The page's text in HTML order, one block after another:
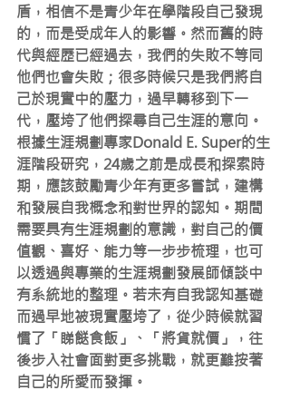
盾，相信不是青少年在學階段自己發現
的，而是受成年人的影響。然而舊的時
代與經歷已經過去，我們的失敗不等同
他們也會失敗；很多時候只是我們將自
己於現實中的壓力，過早轉移到下一
代，壓垮了他們探尋自己生涯的意向。
根據生涯規劃專家Donald E. Super的生
涯階段研究，24歲之前是成長和探索時
期，應該鼓勵青少年有更多嘗試，建構
和發展自我概念和對世界的認知。期間
需要具有生涯規劃的意識，對自己的價
值觀、喜好、能力等一步步梳理，也可
以透過與專業的生涯規劃發展師傾談中
有系統地的整理。若未有自我認知基礎
而過早地被現實壓垮了，從少時候就習
慣了「睇餸食飯」、「將貨就價」，往
後步入社會面對更多挑戰，就更難按著
自己的所愛而發揮。